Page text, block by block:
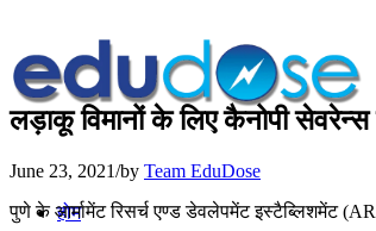
होम
लड़ाकू विमानों के लिए कैनोपी
June 23, 2021/by Team EduDose
पुणे के आर्मामेंट रिसर्च एण्‍ड डेवलेपमेंट इस्‍टैब्लिशमेंट